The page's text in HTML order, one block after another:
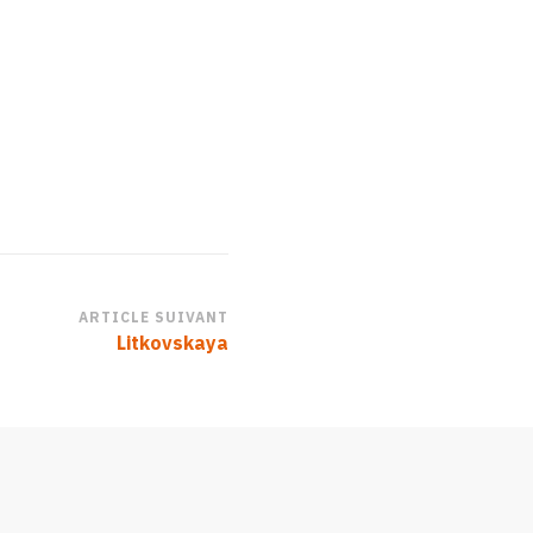
ARTICLE SUIVANT
Litkovskaya